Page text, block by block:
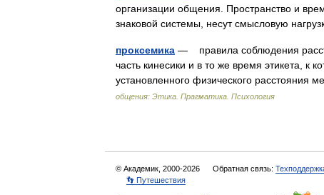
организации общения. Пространство и
знаковой системы, несут смысловую
проксемика — правила соблюдения
часть кинесики и в то же время этикета, к
установленного физического
общения: Этика. Прагматика. Психология
© Академик, 2000-2026 Обратная связь:
👣 Путешествия